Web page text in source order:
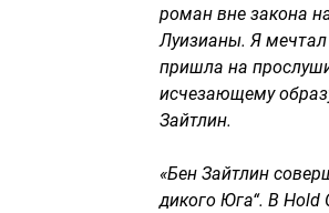
роман вне закона
Луизианы. Я мечтал
пришла на
исчезающему
Зайтлин.
«Бен Зайтлин
дикого Юга“. В